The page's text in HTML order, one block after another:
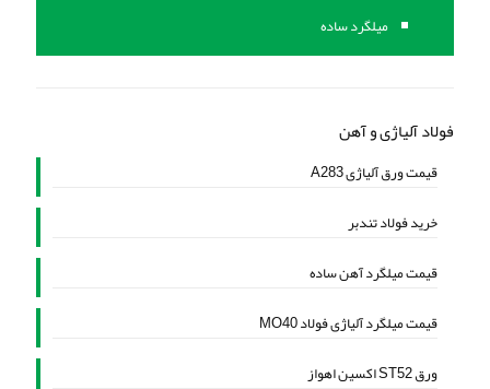
میلگرد ساده
فولاد آلیاژی و آهن
قیمت ورق آلیاژی A283
خرید فولاد تندبر
قیمت میلگرد آهن ساده
قیمت میلگرد آلیاژی فولاد MO40
ورق ST52 اکسین اهواز